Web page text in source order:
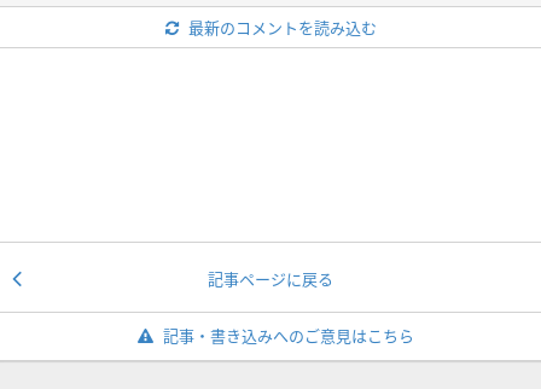
最新のコメントを読み込む
記事ページに戻る
記事・書き込みへのご意見はこちら